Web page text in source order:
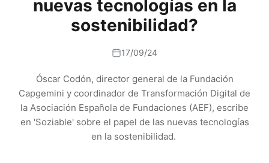
nuevas tecnologías en la
sostenibilidad?
17/09/24
Óscar Codón, director general de la Fundación
Capgemini y coordinador de Transformación Digital de
la Asociación Española de Fundaciones (AEF), escribe
en 'Soziable' sobre el papel de las nuevas tecnologías
en la sostenibilidad.